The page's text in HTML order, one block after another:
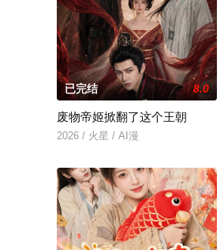
已完结 8.0
废物帝姬掀翻了这个王朝
2026 / 火星 / AI漫